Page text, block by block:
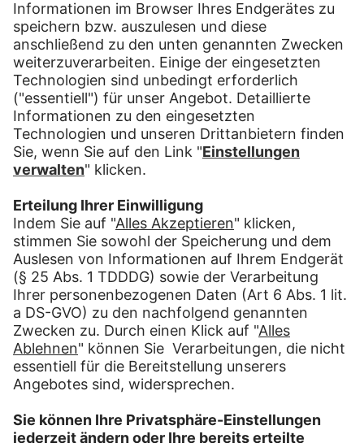
ZUSTELLUNG IST NICHT ALLES,
ABER OHNE ZUSTELLUNG IST
ALLES NICHTS!
Philosophie zu. Die pünktliche und saubere
Zustellung unserer Produkte ist für uns oberste
Priorität.
Deshalb sind uns unsere Mitarbeiter*innen im
Zustelldienst besonders wichtig. Sie sorgen tagtäglich
und Woche für Woche dafür, dass die Produkte
unserer Kund*innen zum Empfänger gelangen.
Zustellgesellschaften pd.KURIER verteil GmbH und